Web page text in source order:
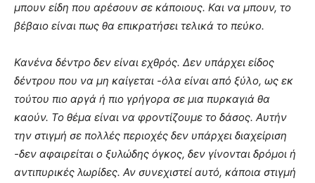
μπουν είδη που αρέσουν σε κάποιους. Και να μπουν, το
βέβαιο είναι πως θα επικρατήσει τελικά το πεύκο.
Κανένα δέντρο δεν είναι εχθρός. Δεν υπάρχει είδος
δέντρου που να μη καίγεται -όλα είναι από ξύλο, ως εκ
τούτου πιο αργά ή πιο γρήγορα σε μια πυρκαγιά θα
καούν. Το θέμα είναι να φροντίζουμε το δάσος. Αυτήν
την στιγμή σε πολλές περιοχές δεν υπάρχει διαχείριση
-δεν αφαιρείται ο ξυλώδης όγκος, δεν γίνονται δρόμοι ή
αντιπυρικές λωρίδες. Αν συνεχιστεί αυτό, κάποια στιγμή